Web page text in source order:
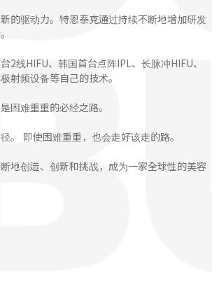
的驱动力。特恩泰克通过持续不断地增加研发
2线HIFU、韩国首台点阵IPL、长脉冲HIFU、
射频设备等自己的技术。
困难重重的必经之路。
。 即使困难重重，也会走好该走的路。
地创造、创新和挑战，成为一家全球性的美容